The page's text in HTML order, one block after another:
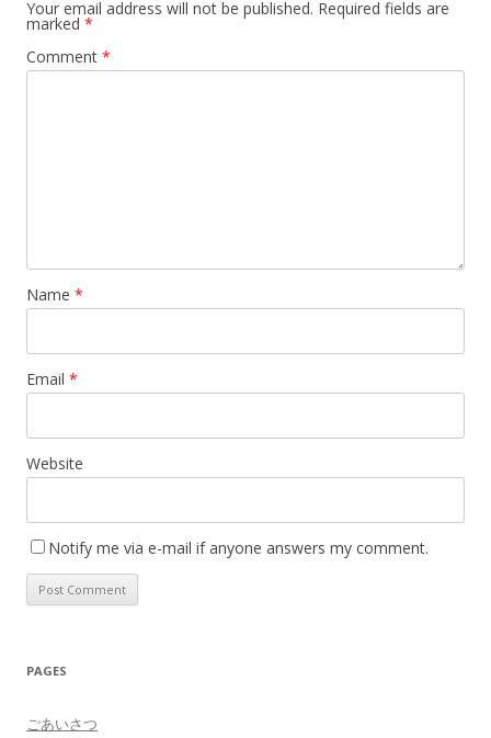
Your email address will not be published. Required fields are
marked *
Comment *
Name *
Email *
Website
Notify me via e-mail if anyone answers my comment.
PAGES
ごあいさつ